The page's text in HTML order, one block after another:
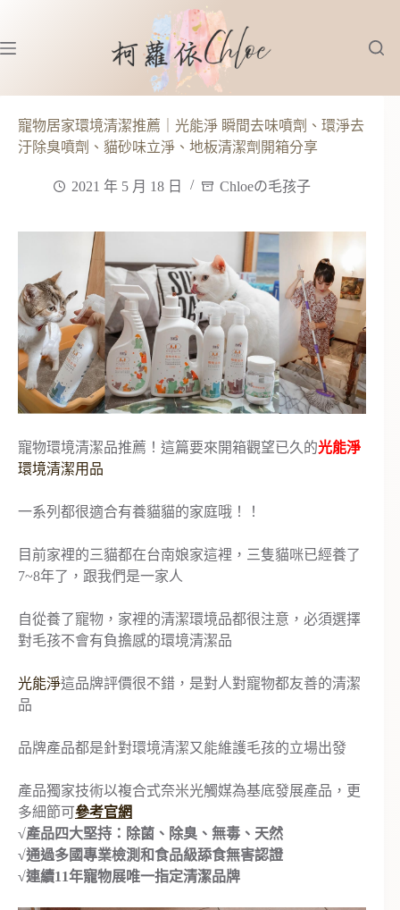
主
內
寵物居家環境清潔推薦｜光能淨 瞬間去味噴劑、環淨去
汙除臭噴劑、貓砂味立淨、地板清潔劑開箱分享
2021 年 5 月 18 日 Chloeの毛孩子
寵物環境清潔品推薦！這篇要來開箱觀望已久的光能淨
環境清潔用品
一系列都很適合有養貓貓的家庭哦！！
目前家裡的三貓都在台南娘家這裡，三隻貓咪已經養了
7~8年了，跟我們是一家人
自從養了寵物，家裡的清潔環境品都很注意，必須選擇
對毛孩不會有負擔感的環境清潔品
光能淨這品牌評價很不錯，是對人對寵物都友善的清潔
品
品牌產品都是針對環境清潔又能維護毛孩的立場出發
產品獨家技術以複合式奈米光觸媒為基底發展產品，更
多細節可參考官網
√產品四大堅持：除菌、除臭、無毒、天然
√通過多國專業檢測和食品級舔食無害認證
√連續11年寵物展唯一指定清潔品牌